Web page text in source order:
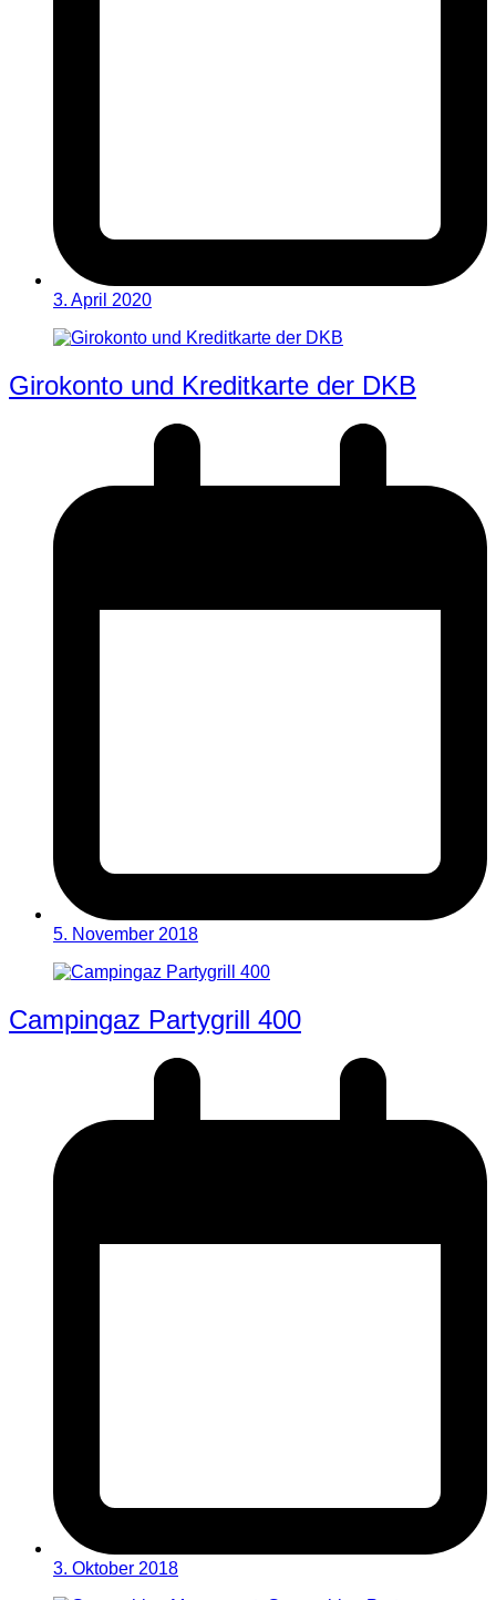
3. April 2020
Girokonto und Kreditkarte der DKB
5. November 2018
Campingaz Partygrill 400
3. Oktober 2018